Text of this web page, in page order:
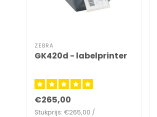
ZEBRA
GK420d - labelprinter
€265,00
Stukprijs: €265,00 /